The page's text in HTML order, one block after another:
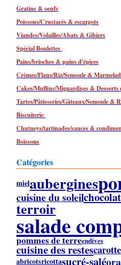
Gratins & oeufs
Poissons/Crustacés & escargots
Viandes/Volailles/Abats & Gibiers
Spécial Boulettes
Pains/brioches & pains d'épices
Crèmes/Flans/Riz/Semoule &
Cakes/Muffins/Mignardises & Desserts
Tartes/Pâtisseries/Gâteaux/Semoule &
Biscuiterie
Chutneys/tartinades/sauces &
Boissons
Catégories
mielaubergines
cuisine du soleilchocolat
terroir
salade
pommes de terreendives
cuisine des restes
abricotsricottasucré-salé